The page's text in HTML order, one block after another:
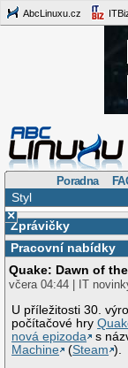
AbcLinuxu.cz
Poradna
Styl
×
Zprávičky
Pracovní nabídky
Quake: Dawn of
včera 04:44 | IT
U příležitosti 30.
počítačové hry
nová epizoda
s
Machine
(Steam ).